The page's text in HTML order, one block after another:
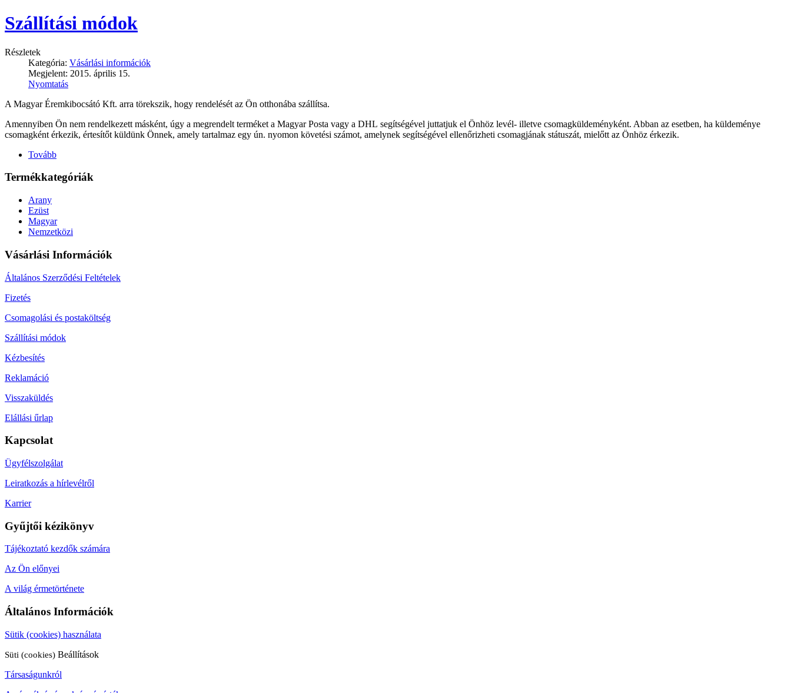
Szállítási módok
Részletek
Kategória: Vásárlási információk
Megjelent: 2015. április 15.
Nyomtatás
A Magyar Éremkibocsátó Kft. arra törekszik, hogy rendelését az Ön otthonába szállítsa.
Amennyiben Ön nem rendelkezett másként, úgy a megrendelt terméket a Magyar Posta vagy a DHL segítségével juttatjuk el Önhöz levél- illetve csomagküldeményként. Abban az esetben, ha küldeménye
csomagként érkezik, értesítőt küldünk Önnek, amely tartalmaz egy ún. nyomon követési számot, amelynek segítségével ellenőrizheti csomagjának státuszát, mielőtt az Önhöz érkezik.
Tovább
Termékkategóriák
Arany
Ezüst
Magyar
Nemzetközi
Vásárlási Információk
Általános Szerződési Feltételek
Fizetés
Csomagolási és postaköltség
Szállítási módok
Kézbesítés
Reklamáció
Visszaküldés
Elállási űrlap
Kapcsolat
Ügyfélszolgálat
Leiratkozás a hírlevélről
Karrier
Gyűjtői kézikönyv
Tájékoztató kezdők számára
Az Ön előnyei
A világ érmetörténete
Általános Információk
Sütik (cookies) használata
Süti (cookies) Beállítások
Társaságunkról